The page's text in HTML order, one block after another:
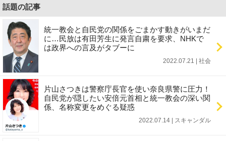
話題の記事
統一教会と自民党の関係をごまかす動きがいまだ
に…民放は有田芳生に発言自粛を要求、NHKで
は政界への言及がタブーに
2022.07.21 | 社会
片山さつきは警察庁長官を使い奈良県警に圧力！
自民党が隠したい安倍元首相と統一教会の深い関
係、名称変更をめぐる疑惑
2022.07.14 | スキャンダル